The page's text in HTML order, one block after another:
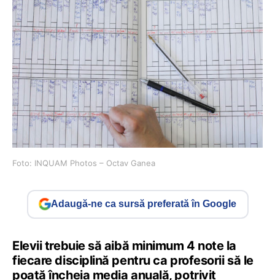
Foto: INQUAM Photos – Octav Ganea
Adaugă-ne ca sursă preferată în Google
Elevii trebuie să aibă minimum 4 note la
fiecare disciplină pentru ca profesorii să le
poată încheia media anuală, potrivit